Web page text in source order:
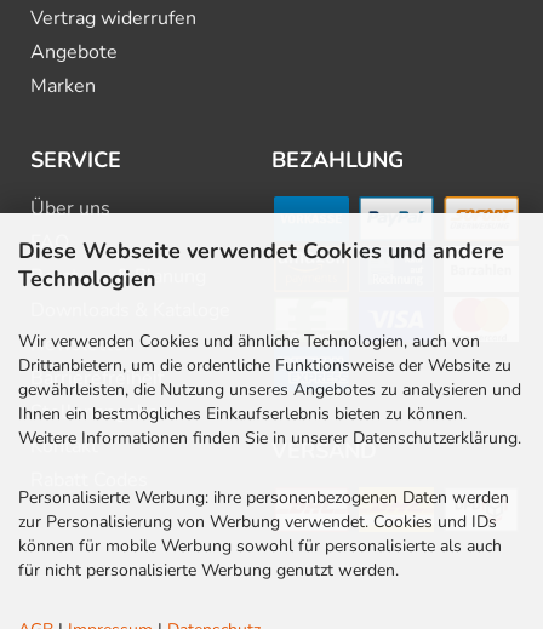
Diese Webseite verwendet Cookies und andere
Technologien
Wir verwenden Cookies und ähnliche Technologien, auch von
Drittanbietern, um die ordentliche Funktionsweise der Website zu
gewährleisten, die Nutzung unseres Angebotes zu analysieren und
Ihnen ein bestmögliches Einkaufserlebnis bieten zu können.
Weitere Informationen finden Sie in unserer Datenschutzerklärung.
Personalisierte Werbung: ihre personenbezogenen Daten werden
zur Personalisierung von Werbung verwendet. Cookies und IDs
können für mobile Werbung sowohl für personalisierte als auch
für nicht personalisierte Werbung genutzt werden.
Vertrag widerrufen
Angebote
Marken
SERVICE
Über uns
FAQ
Beratung & Planung
Newsletter
Barrierefreiheit
Stellenangebote
Kontakt
BEZAHLUNG
VERSAND